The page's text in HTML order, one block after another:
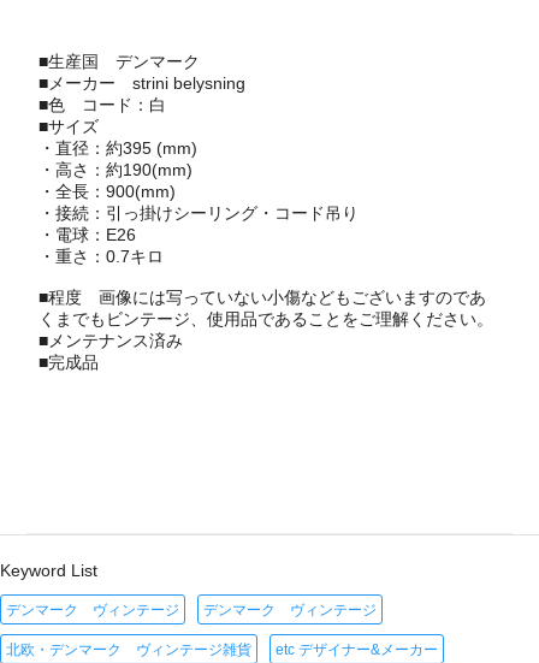
■生産国デンマーク
■メーカーstrini belysning
■色 コード：白
■サイズ
・直径：約395 (mm)
・高さ：約190(mm)
・全長：900(mm)
・接続：引っ掛けシーリング・コード吊り
・電球：E26
・重さ：0.7キロ
■程度 画像には写っていない小傷などもございますのであ
くまでもビンテージ、使用品であることをご理解ください。
■メンテナンス済み
■完成品
Keyword List
デンマーク ヴィンテージ デンマーク ヴィンテージ
北欧・デンマーク ヴィンテージ雑貨 etc デザイナー&メーカー